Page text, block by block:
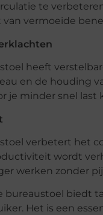
te
vermoeide
heeft
en de houding
je minder snel
verbetert het
wordt
werken zonder
bureaustoel biedt
Het is een